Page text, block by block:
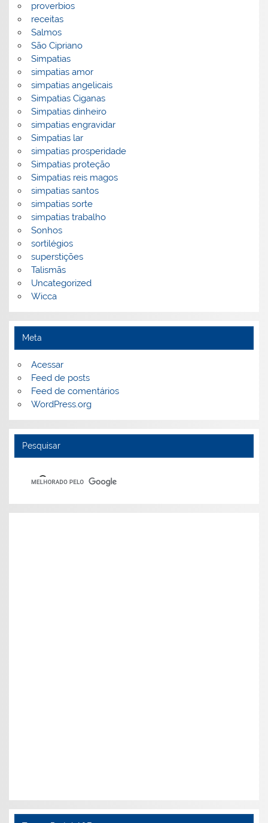
proverbios
receitas
Salmos
São Cipriano
Simpatias
simpatias amor
simpatias angelicais
Simpatias Ciganas
Simpatias dinheiro
simpatias engravidar
Simpatias lar
simpatias prosperidade
Simpatias proteção
Simpatias reis magos
simpatias santos
simpatias sorte
simpatias trabalho
Sonhos
sortilégios
superstições
Talismãs
Uncategorized
Wicca
Meta
Acessar
Feed de posts
Feed de comentários
WordPress.org
Pesquisar